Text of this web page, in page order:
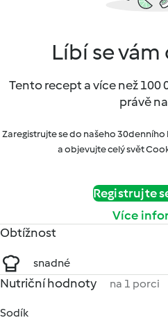
Líbí se
Tento recept a více než 100
právě
Zaregistrujte se do našeho
a objevujte celý svět
Registrujte
Více
Obtížnost
snadné
Nutriční hodnoty na 1 porci
Sodík